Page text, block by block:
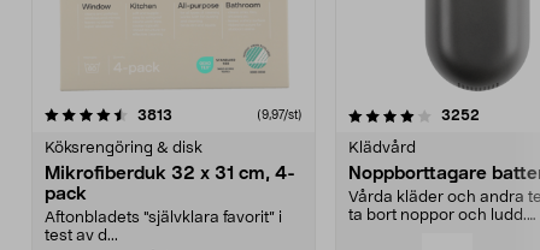
3813 (9,97/st)
Köksrengöring & disk
Mikrofiberduk 32 x 31 cm, 4-
pack
Aftonbladets "självklara favorit” i
test av d...
4.0av 5 stjärnor 3252
Klädvård
Noppborttagare
Vårda kläder och andra
ta bort noppor och ludd.
4.5av 5 stjärnor